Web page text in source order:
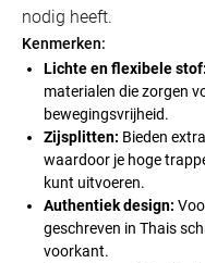
nodig heeft.
Kenmerken:
Lichte en flexibele stof:
materialen die zorgen
bewegingsvrijheid.
Zijsplitten: Bieden
waardoor je hoge
kunt uitvoeren.
Authentiek design:
geschreven in Thais
voorkant.